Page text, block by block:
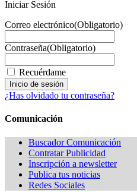
Iniciar Sesión
Correo electrónico(Obligatorio)
Contraseña(Obligatorio)
Recuérdame
¿Has olvidado tu contraseña?
Comunicación
Buscador Comunicación
Contratar Publicidad
Inscripción a newsletter
Publica tus noticias
Redes Sociales